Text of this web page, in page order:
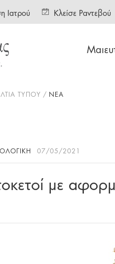
Ιατρού Κλείσε Ραντεβού
ΤΥΠΟΥ ΝΕΑ
07/05/2021
με